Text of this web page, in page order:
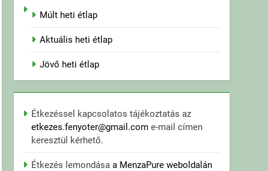
Múlt heti étlap
Aktuális heti étlap
Jövő heti étlap
Étkezéssel kapcsolatos tájékoztatás az
etkezes.fenyoter@gmail.come-mail címen
keresztül kérhető.
Étkezés lemondásaa MenzaPure weboldalán